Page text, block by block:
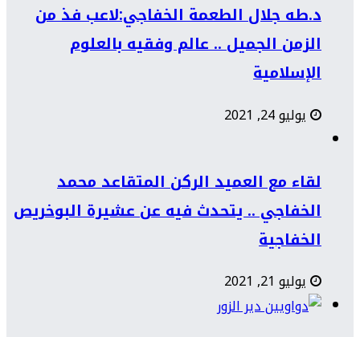
د.طه جلال الطعمة الخفاجي:لاعب فذ من
الزمن الجميل .. عالم وفقيه بالعلوم
الإسلامية
يوليو 24, 2021
لقاء مع العميد الركن المتقاعد محمد
الخفاجي .. يتحدث فيه عن عشيرة البوخريص
الخفاجية
يوليو 21, 2021